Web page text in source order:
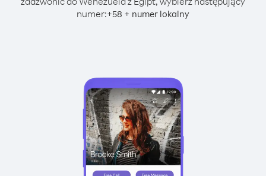
numer:+58 + numer lokalny